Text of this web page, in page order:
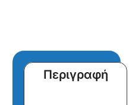
Περιγραφή